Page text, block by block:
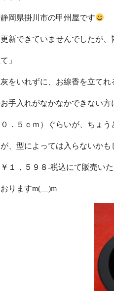
岡県掛川市の甲州屋です
新できていませんでしたが
」
をいれずに、お線香を立てれ
手入れがなかなかできない方
．５ｃｍ）ぐらいが、ちょう
、型によっては入らないかも
１，５９８-税込にて販売いた
りますm(__)m